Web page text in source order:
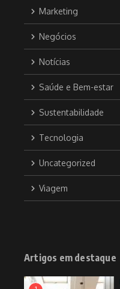
Marketing
Negócios
Notícias
Saúde e Bem-estar
Sustentabilidade
Tecnologia
Uncategorized
Viagem
Artigos em destaque